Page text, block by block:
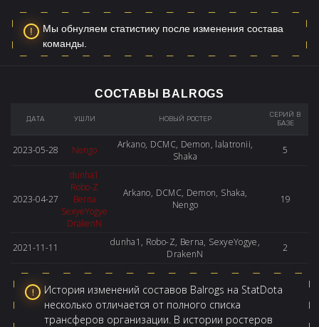
Мы обнуляем статистику после изменения состава
команды.
СОСТАВЫ BALROGS
ДАТА УШЛИ НОВЫЙ РОСТЕР
СЕРИЙ В
БАЗЕ
2023-05-28 Nengo
Arkano, DCMC, Demon, lalatronii,
Shaka
5
2023-04-27
dunha1
Robo-Z
Berna
SexyeYogye
DrakenN
Arkano, DCMC, Demon, Shaka,
Nengo
19
2021-11-11
dunha1, Robo-Z, Berna, SexyeYogye,
DrakenN
2
История изменений составов Balrogs на StatDota
несколько отличается от полного списка
трансферов организации. В истории ростеров